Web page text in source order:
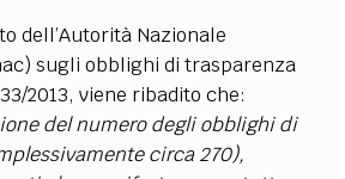
dell’Autorità Nazionale
sugli obblighi di trasparenza
2013, viene ribadito che:
del numero degli obblighi di
circa 270),